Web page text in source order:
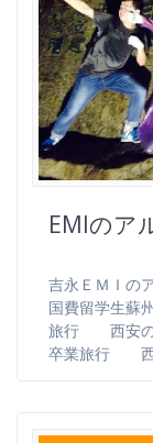
EMIのア
吉永ＥＭＩの
国費留学生蘇
旅行 西安の
卒業旅行 西